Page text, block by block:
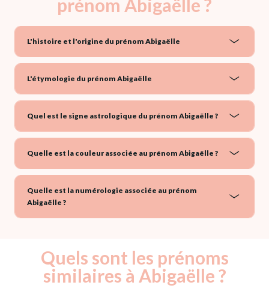
prénom Abigaëlle ?
L'histoire et l'origine du prénom Abigaëlle
L'étymologie du prénom Abigaëlle
Quel est le signe astrologique du prénom Abigaëlle ?
Quelle est la couleur associée au prénom Abigaëlle ?
Quelle est la numérologie associée au prénom
Abigaëlle ?
Quels sont les prénoms
similaires à Abigaëlle ?